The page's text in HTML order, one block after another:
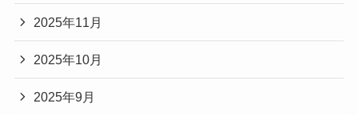
2025年11月
2025年10月
2025年9月